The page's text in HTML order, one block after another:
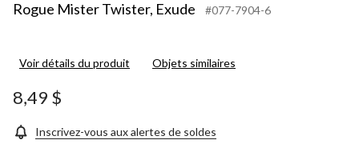
Rogue Mister Twister, Exude #077-7904-6
Voir détails du produit Objets similaires
8,49 $
Inscrivez-vous aux alertes de soldes